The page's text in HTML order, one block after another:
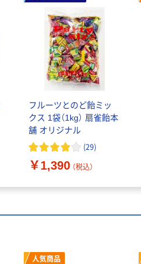
フルーツとのど飴ミッ
クス 1袋（1kg） 扇雀飴本
舗 オリジナル
(29)
￥1,390 （税込）
人気商品